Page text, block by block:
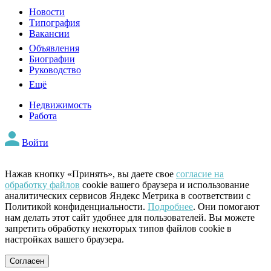
Новости
Типография
Вакансии
Объявления
Биографии
Руководство
Ещё
Недвижимость
Работа
Войти
Нажав кнопку «Принять», вы даете свое согласие на
обработку файлов cookie вашего браузера и использование
аналитических сервисов Яндекс Метрика в соответствии с
Политикой конфиденциальности. Подробнее. Они помогают
нам делать этот сайт удобнее для пользователей. Вы можете
запретить обработку некоторых типов файлов cookie в
настройках вашего браузера.
Согласен